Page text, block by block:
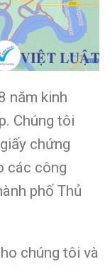
năm kinh
Chúng tôi
chứng
các công
phố Thủ
chúng tôi và